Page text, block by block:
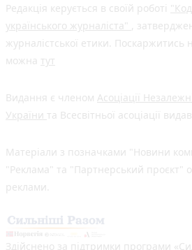
Редакція керується в своїй роботі
українського журналіста"
,
журналістської етики. Поскаржитись
можна тут
Видання є членом Асоціації
України та Всесвітньої асоціації
Матеріали з позначками "Новини
"Реклама" та "Партнерський проєкт"
реклами.
Здійснено за підтримки програми